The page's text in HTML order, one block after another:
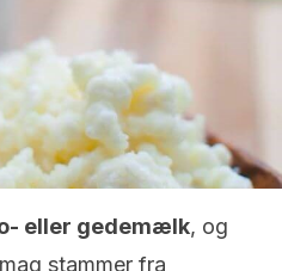
eller gedemælk, og
stammer fra